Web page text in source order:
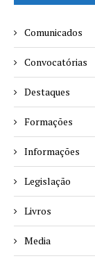
Comunicados
Convocatórias
Destaques
Formações
Informações
Legislação
Livros
Media